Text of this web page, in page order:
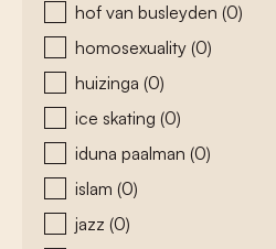
hof van busleyden (0)
homosexuality (0)
huizinga (0)
ice skating (0)
iduna paalman (0)
islam (0)
jazz (0)